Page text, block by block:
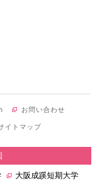
お問い合わせ
イトマップ
大阪成蹊短期大学